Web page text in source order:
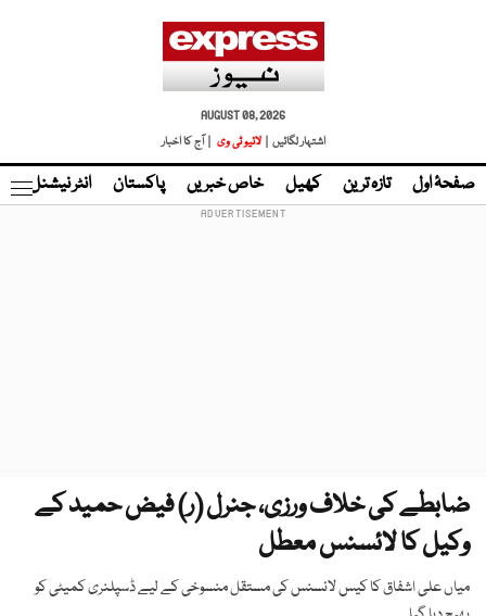
AUGUST 08, 2026
اشتہار لگائیں |
لائیو ٹی وی | آج کا اخبار
صفحۂ اول تازہ ترین کھیل خاص خبریں پاکستان انٹر نیشنل
ضابطے کی خلاف ورزی، جنرل (ر) فیض حمید کے
وکیل کا لائسنس معطل
میاں علی اشفاق کا کیس لائسنس کی مستقل منسوخی کے لیے ڈسپلنری کمیٹی کو